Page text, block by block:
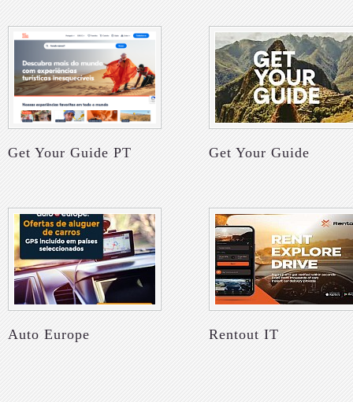
Get Your Guide PT Get Your Guide
Auto Europe Rentout IT